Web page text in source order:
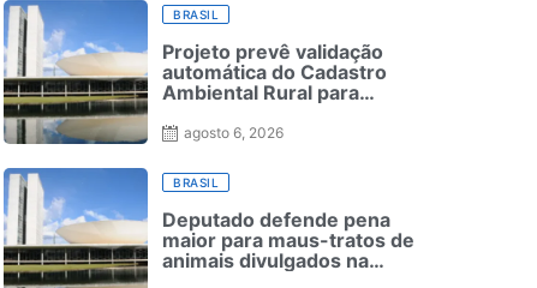
BRASIL
Projeto prevê validação
automática do Cadastro
Ambiental Rural para
agosto 6, 2026
BRASIL
Deputado defende pena
maior para maus-tratos de
animais divulgados na